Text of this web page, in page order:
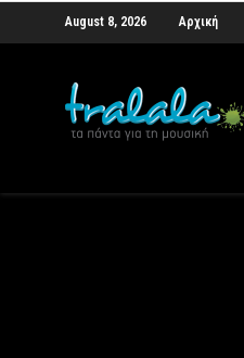
August 8, 2026 Αρχική